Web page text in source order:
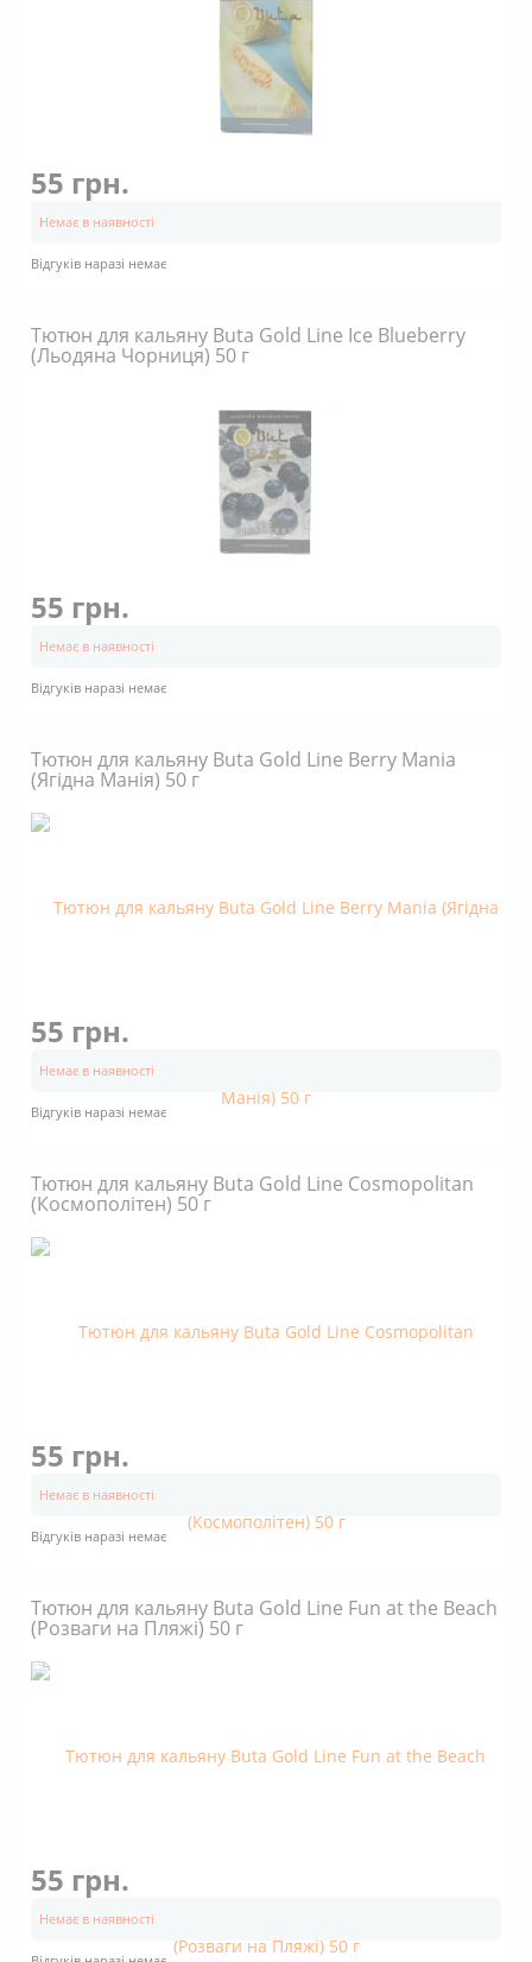
55 грн.
Немає в наявності
Відгуків наразі немає
Тютюн для кальяну Buta Gold Line Ice Blueberry
(Льодяна Чорниця) 50 г
55 грн.
Немає в наявності
Відгуків наразі немає
Тютюн для кальяну Buta Gold Line Berry Mania
(Ягідна Манія) 50 г
55 грн.
Немає в наявності
Відгуків наразі немає
Тютюн для кальяну Buta Gold Line Cosmopolitan
(Космополітен) 50 г
55 грн.
Немає в наявності
Відгуків наразі немає
Тютюн для кальяну Buta Gold Line Fun at the Beach
(Розваги на Пляжі) 50 г
55 грн.
Немає в наявності